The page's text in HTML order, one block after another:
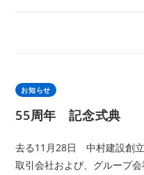
お知らせ
55周年 記念式典
去る11月28日 中村建設創
取引会社および、グループ